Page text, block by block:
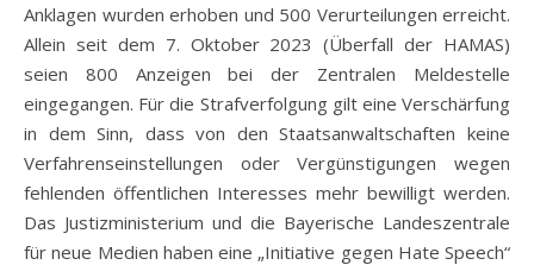
Anklagen wurden erhoben und 500 Verurteilungen erreicht.
Allein seit dem 7. Oktober 2023 (Überfall der HAMAS)
seien 800 Anzeigen bei der Zentralen Meldestelle
eingegangen. Für die Strafverfolgung gilt eine Verschärfung
in dem Sinn, dass von den Staatsanwaltschaften keine
Verfahrenseinstellungen oder Vergünstigungen wegen
fehlenden öffentlichen Interesses mehr bewilligt werden.
Das Justizministerium und die Bayerische Landeszentrale
für neue Medien haben eine „Initiative gegen Hate Speech“